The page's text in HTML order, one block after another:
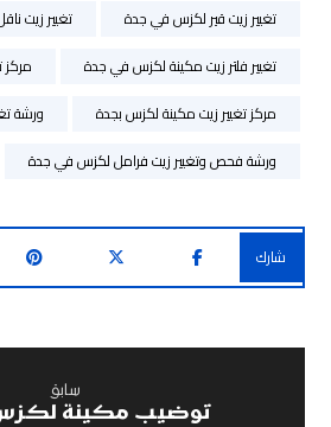
تغيير زيت قير لكزس في جدة
تغيير زيت
تغيير فلتر زيت مكينة لكزس في جدة
مركز
مركز تغيير زيت مكينة لكزس بجدة
ورشة
ورشة فحص وتغيير زيت فرامل لكزس في جدة
سابق
توضيب مكينة